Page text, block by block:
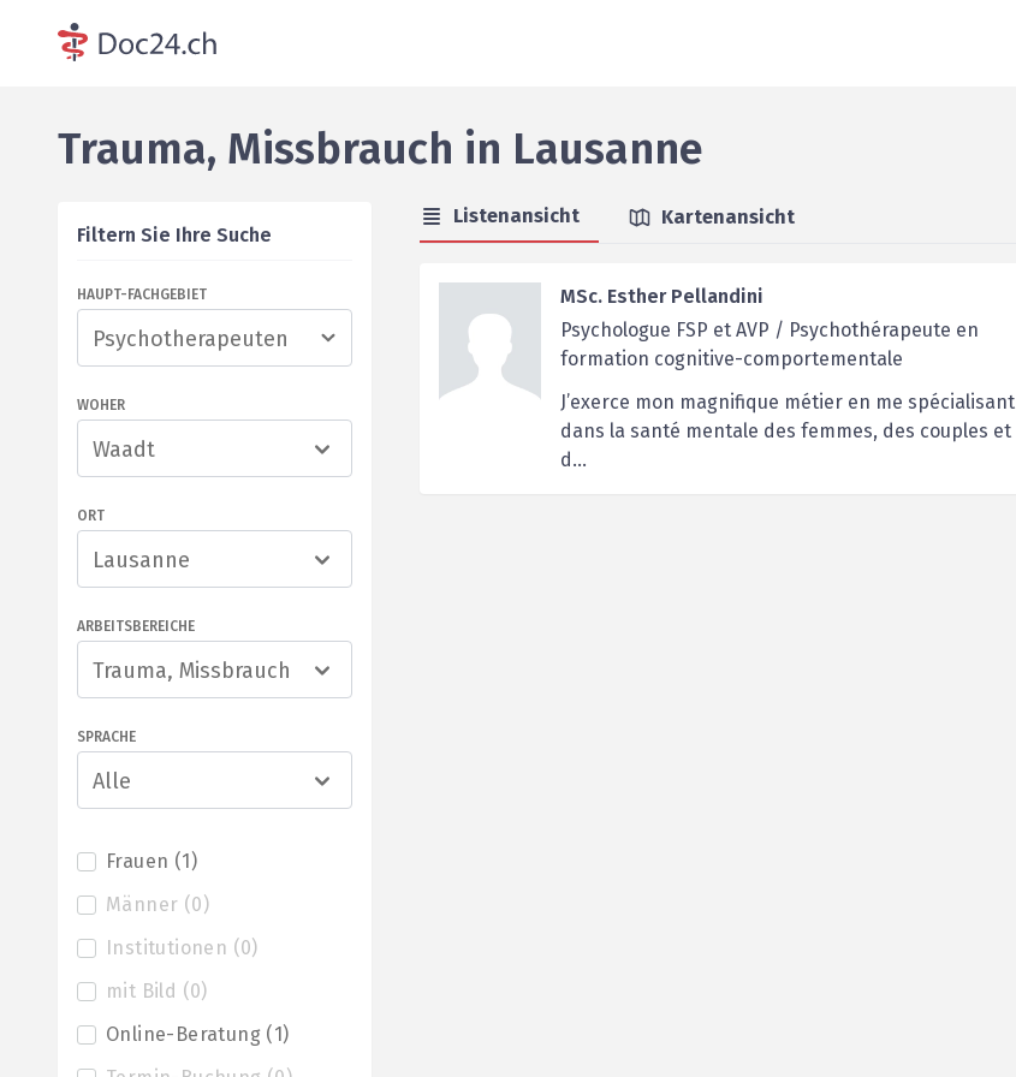
Trauma, Missbrauch in Lausanne
Filtern Sie Ihre Suche
HAUPT-FACHGEBIET
WOHER
Waadt
ORT
Lausanne
ARBEITSBEREICHE
Trauma, Missbrauch
SPRACHE
Alle
Frauen (1)
Männer (0)
Institutionen (0)
mit Bild (0)
Online-Beratung (1)
Listenansicht Kartenansicht
MSc. Esther Pellandini
Psychologue FSP et AVP / Psychothérapeute en
formation cognitive-comportementale
J’exerce mon magnifique métier en me spécialisant
dans la santé mentale des femmes, des couples et
d...